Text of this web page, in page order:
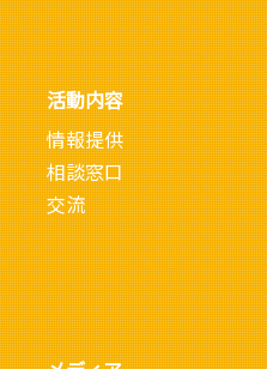
活動内容
情報提供
相談窓口
交流